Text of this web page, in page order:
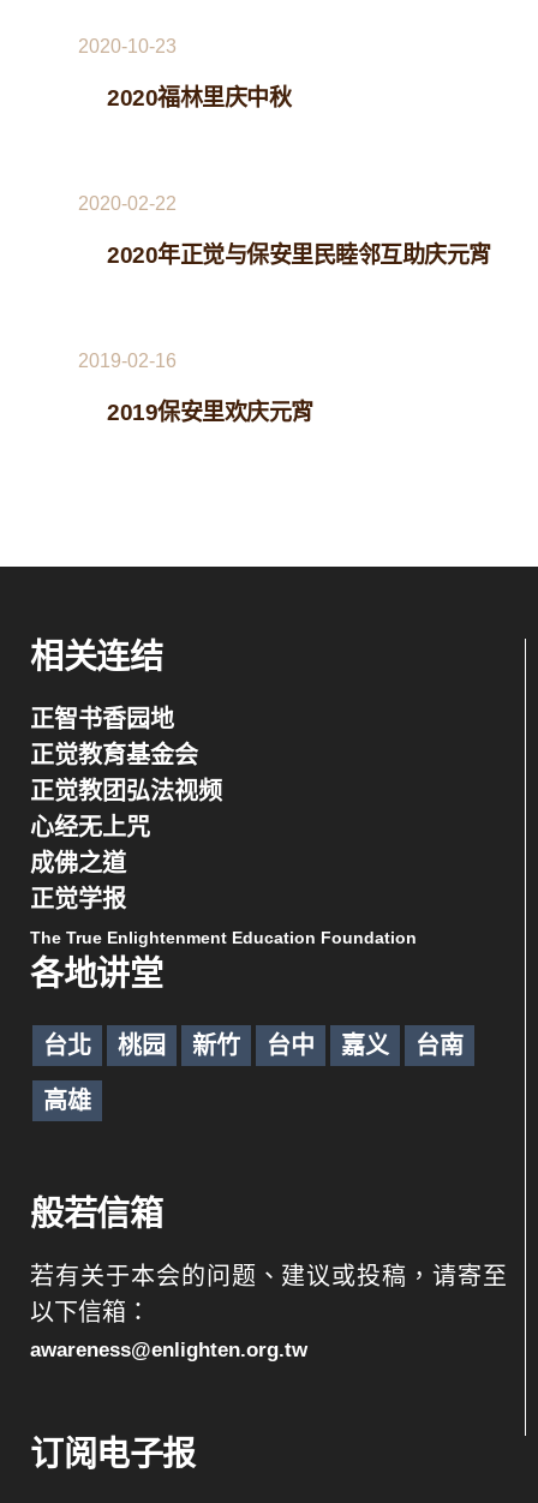
2020-10-23
2020福林里庆中秋
2020-02-22
2020年正觉与保安里民睦邻互助庆元宵
2019-02-16
2019保安里欢庆元宵
相关连结
正智书香园地
正觉教育基金会
正觉教团弘法视频
心经无上咒
成佛之道
正觉学报
The True Enlightenment Education Foundation
各地讲堂
台北 桃园 新竹 台中 嘉义 台南
高雄
般若信箱
若有关于本会的问题、建议或投稿，请寄至
以下信箱：
awareness@enlighten.org.tw
订阅电子报